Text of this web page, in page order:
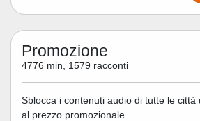
Promozione
4776 min, 1579 racconti
Sblocca i contenuti audio di tutte le città
al prezzo promozionale